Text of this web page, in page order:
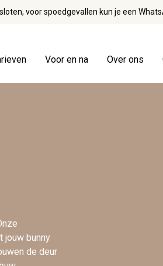
voor spoedgevallen kun je een
Voor en na Over ons
jouw bunny
de deur